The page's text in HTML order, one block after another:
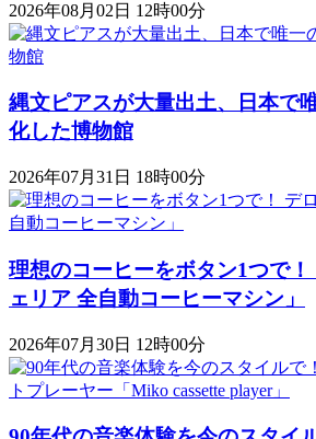
2026年08月02日 12時00分
縄文ピアスが大量出土、日本で
化した博物館
2026年07月31日 18時00分
理想のコーヒーをボタン1つで
ェリア 全自動コーヒーマシン」
2026年07月30日 12時00分